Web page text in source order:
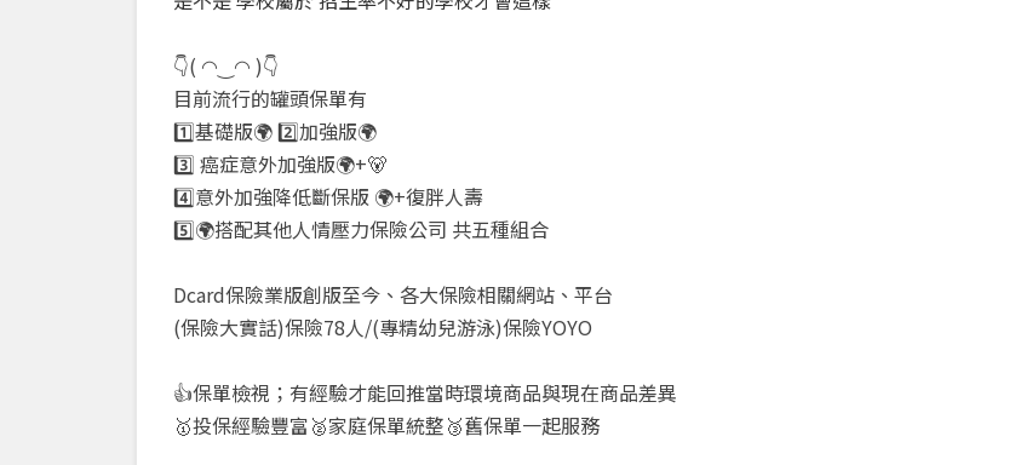
👇( ◠‿◠ )👇
目前流行的罐頭保單有
1️⃣基礎版🌍 2️⃣加強版🌍
3️⃣ 癌症意外加強版🌍+🐻
4️⃣意外加強降低斷保版 🌍+復胖人壽
5️⃣🌍搭配其他人情壓力保險公司 共五種組合
Dcard保險業版創版至今、各大保險相關網站、平台
(保險大實話)保險78人/(專精幼兒游泳)保險YOYO
👍保單檢視；有經驗才能回推當時環境商品與現在商品差異
🥇投保經驗豐富🥈家庭保單統整🥉舊保單一起服務